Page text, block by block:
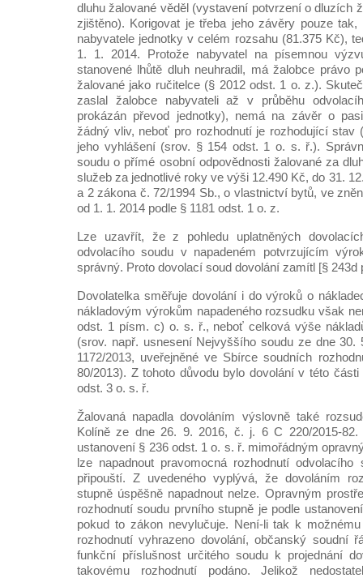
dluhu žalované věděl (vystavení potvrzení o dluzích
zjištěno). Korigovat je třeba jeho závěry pouze
nabyvatele jednotky v celém rozsahu (81.375 Kč),
1. 1. 2014. Protože nabyvatel na písemnou
stanovené lhůtě dluh neuhradil, má žalobce právo
žalované jako ručitelce (§ 2012 odst. 1 o. z.).
zaslal žalobce nabyvateli až v průběhu
prokázán převod jednotky), nemá na závěr o
žádný vliv, neboť pro rozhodnutí je rozhodující stav
jeho vyhlášení (srov. § 154 odst. 1 o. s. ř.).
soudu o přímé osobní odpovědnosti žalované za
služeb za jednotlivé roky ve výši 12.490 Kč, do 31.
a 2 zákona č. 72/1994 Sb., o vlastnictví bytů, ve
od 1. 1. 2014 podle § 1181 odst. 1 o. z.
Lze uzavřít, že z pohledu uplatněných
odvolacího soudu v napadeném potvrzujícím
správný. Proto dovolací soud dovolání zamítl [§ 243d
Dovolatelka směřuje dovolání i do výroků o
nákladovým výrokům napadeného rozsudku však
odst. 1 písm. c) o. s. ř., neboť celková výše
(srov. např. usnesení Nejvyššího soudu ze dne 30.
1172/2013, uveřejněné ve Sbírce soudních
80/2013). Z tohoto důvodu bylo dovolání v této
odst. 3 o. s. ř.
Žalovaná napadla dovoláním výslovně také
Kolíně ze dne 26. 9. 2016, č. j. 6 C 220/2015-
ustanovení § 236 odst. 1 o. s. ř. mimořádným
lze napadnout pravomocná rozhodnutí
připouští. Z uvedeného vyplývá, že dovoláním
stupně úspěšně napadnout nelze. Opravným
rozhodnutí soudu prvního stupně je podle
pokud to zákon nevylučuje. Není-li tak k
rozhodnutí vyhrazeno dovolání, občanský soudní
funkční příslušnost určitého soudu k projednání
takovému rozhodnutí podáno. Jelikož